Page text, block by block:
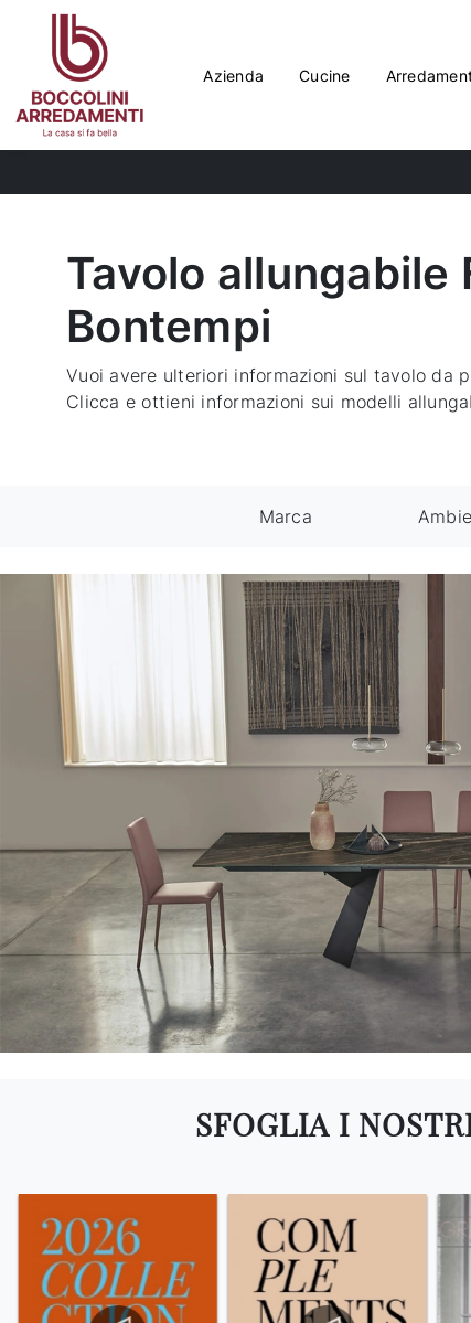
Azienda Cucine
Tavolo allungabile
Bontempi
Vuoi avere ulteriori informazioni sul tavolo da
Clicca e ottieni informazioni sui modelli
Marca
SFOGLIA I